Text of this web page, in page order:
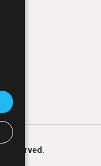
Reserved.